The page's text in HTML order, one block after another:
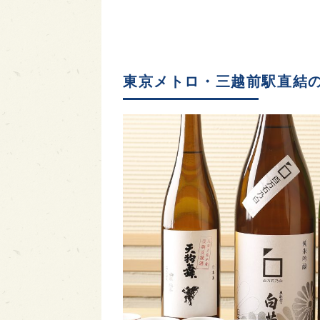
東京メトロ・三越前駅直結